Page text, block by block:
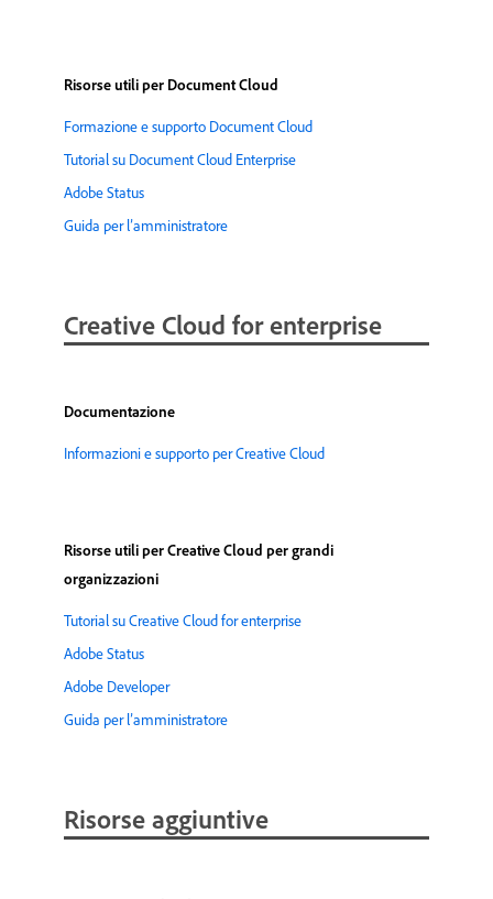
Risorse utili per Document Cloud
Formazione e supporto Document Cloud
Tutorial su Document Cloud Enterprise
Adobe Status
Guida per l’amministratore
Creative Cloud for enterprise
Documentazione
Informazioni e supporto per Creative Cloud
Risorse utili per Creative Cloud per grandi
organizzazioni
Tutorial su Creative Cloud for enterprise
Adobe Status
Adobe Developer
Guida per l’amministratore
Risorse aggiuntive